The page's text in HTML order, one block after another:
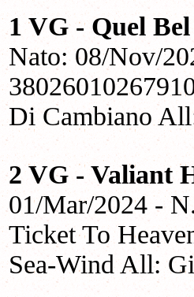
1 VG - Quel
Nato: 08/Nov/
Di Cambiano
2 VG - Valiant
01/Mar/2024 -
Ticket To
Sea-Wind All: